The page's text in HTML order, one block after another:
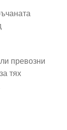
превозни
тях